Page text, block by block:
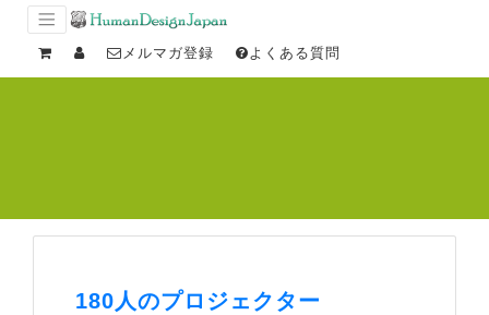
メルマガ登録 よくある質問
180人のプロジェクター